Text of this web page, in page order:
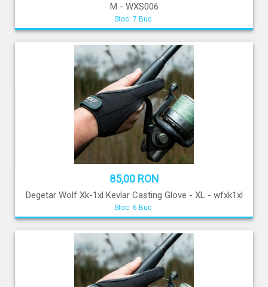
M - WXS006
Stoc: 7 Buc.
85,00 RON
Degetar Wolf Xk-1xl Kevlar Casting Glove - XL - wfxk1xl
Stoc: 6 Buc.